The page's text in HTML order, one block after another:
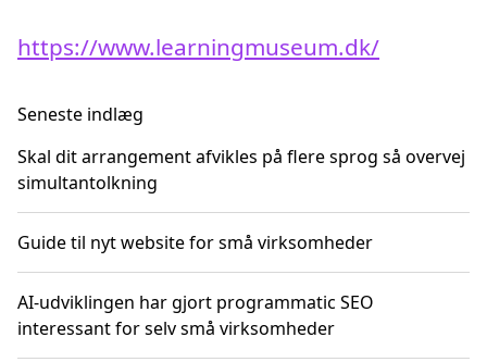
https://www.learningmuseum.dk/
Seneste indlæg
Skal dit arrangement afvikles på flere sprog så overvej
simultantolkning
Guide til nyt website for små virksomheder
AI-udviklingen har gjort programmatic SEO
interessant for selv små virksomheder